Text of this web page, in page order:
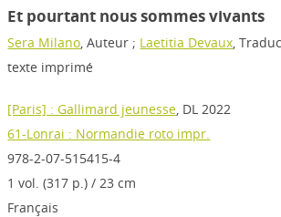
Et pourtant nous sommes vivants
Sera Milano, Auteur ; Laetitia Devaux,
texte imprimé
[Paris] : Gallimard jeunesse, DL 2022
61-Lonrai : Normandie roto impr.
978-2-07-515415-4
1 vol. (317 p.) / 23 cm
Français